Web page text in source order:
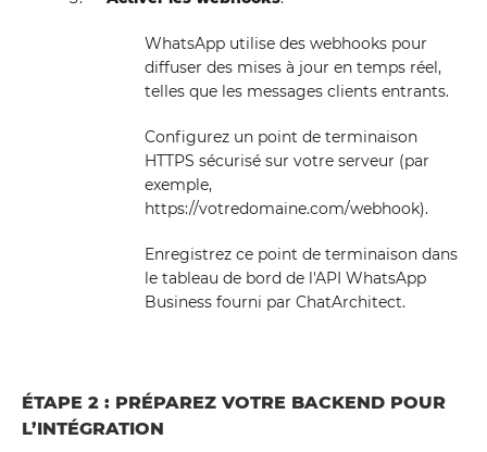
WhatsApp utilise des webhooks pour
diffuser des mises à jour en temps réel,
telles que les messages clients entrants.
Configurez un point de terminaison
HTTPS sécurisé sur votre serveur (par
exemple,
https://votredomaine.com/webhook).
Enregistrez ce point de terminaison dans
le tableau de bord de l'API WhatsApp
Business fourni par ChatArchitect.
ÉTAPE 2 : PRÉPAREZ VOTRE BACKEND POUR
L’INTÉGRATION